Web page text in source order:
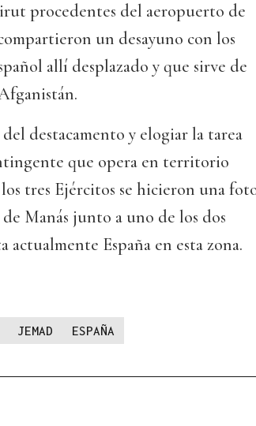
procedentes del aeropuerto de
un desayuno con los
allí desplazado y que sirve de
destacamento y elogiar la tarea
que opera en territorio
tres Ejércitos se hicieron una
Manás junto a uno de los dos
España en esta zona.
JEMAD ESPAÑA